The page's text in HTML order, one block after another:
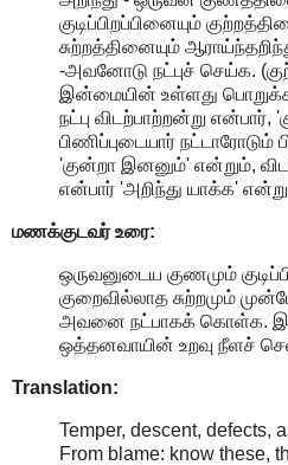
குடிப்பிறப்பினையும்
சுற்றத்தினையும்
-அவனோடு நட்புச் செய்க.
இன்மையின் உள்ளது
நட்பு விடற்பாற்றன்று என்பார்,
பிணிப்புடையார் நட்டாரோடும்
'குன்றா இனனும்' என்றும்,
என்பார் 'அறிந்து யாக்க'
மணக்குடவர் உரை:
ஒருவனுடைய குணமும்
குறைவில்லாத சுற்றமும்
அவனை நட்பாகக் கொள்க.
ஒத்தனவாயின் உறவு நீளச்
Translation:
Temper, descent, defects,
From blame: know these,